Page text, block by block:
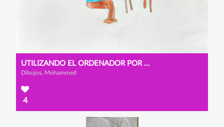
UTILIZANDO EL ORDENADOR POR PRIMERA VEZ
Dibujos, Mohammed
4